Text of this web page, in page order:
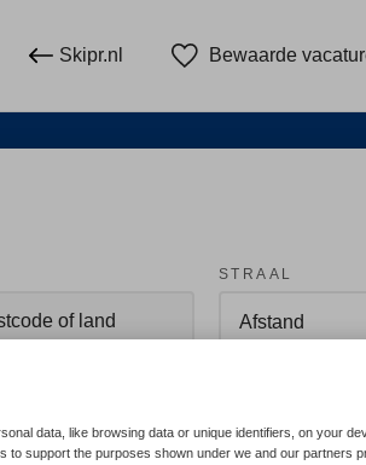
Skipr.nl Bewaarde
STRAAL
data, like browsing data or unique identifiers, on your
to support the purposes shown under we and our partners